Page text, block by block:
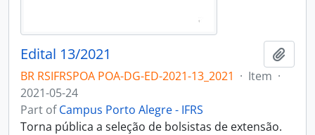
Edital 13/2021
BR RSIFRSPOA POA-DG-ED-2021-13_2021 · Item ·
2021-05-24
Part ofCampus Porto Alegre - IFRS
Torna pública a seleção de bolsistas de extensão.